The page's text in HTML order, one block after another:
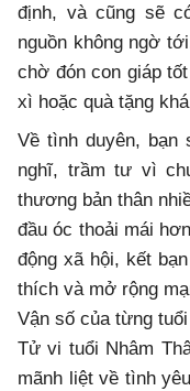
định, và cũng sẽ
nguồn không ngờ
chờ đón con giáp
xì hoặc quà tặng
Về tình duyên, bạn
nghĩ, trầm tư vì
thương bản thân
đầu óc thoải mái
động xã hội, kết
thích và mở rộng
Vận số của từng
Tử vi tuổi Nhâm
mãnh liệt về tình